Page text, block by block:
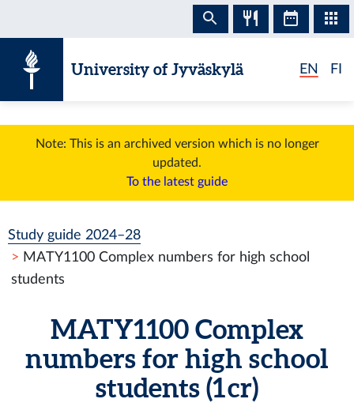
University of Jyväskylä EN FI
Note: This is an archived version which is no longer
updated.
To the latest guide
Study guide 2024–28
MATY1100 Complex numbers for high school
students
MATY1100 Complex
numbers for high school
students (1 cr)